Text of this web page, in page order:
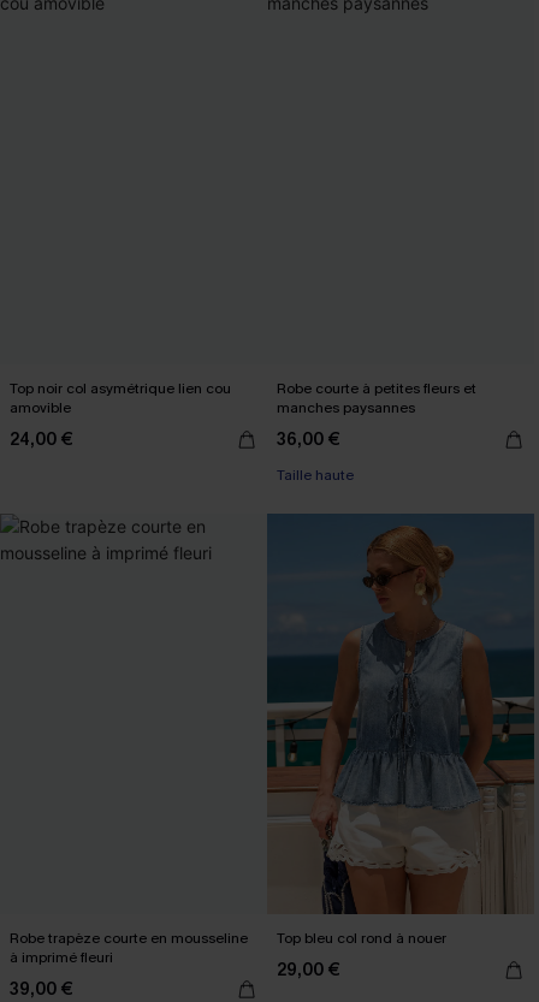
Top noir col asymétrique lien cou
amovible
24,00 €
Robe courte à petites fleurs et
manches paysannes
36,00 €
Taille haute
Robe trapèze courte en mousseline
à imprimé fleuri
39,00 €
Top bleu col rond à nouer
29,00 €